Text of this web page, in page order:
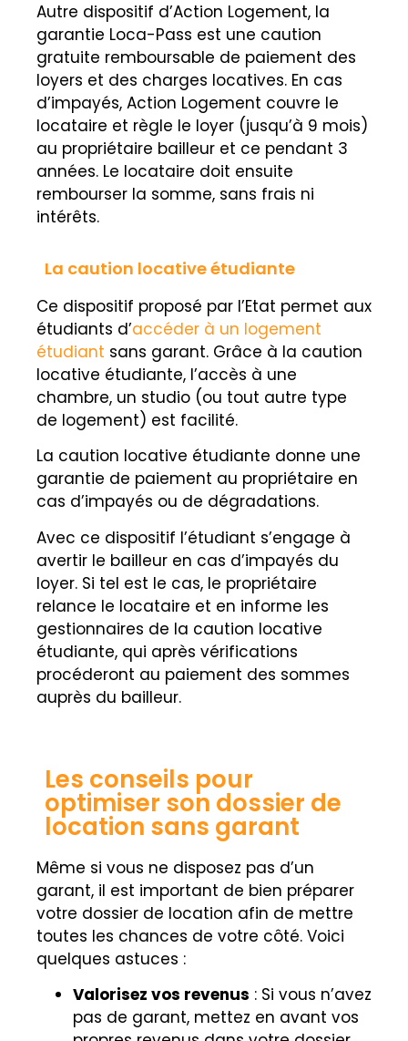
Autre dispositif d’Action Logement, la
garantie Loca-Pass est une caution
gratuite remboursable de paiement des
loyers et des charges locatives. En cas
d’impayés, Action Logement couvre le
locataire et règle le loyer (jusqu’à 9 mois)
au propriétaire bailleur et ce pendant 3
années. Le locataire doit ensuite
rembourser la somme, sans frais ni
intérêts.
La caution locative étudiante
Ce dispositif proposé par l’Etat permet aux
étudiants d’accéder à un logement
étudiant sans garant. Grâce à la caution
locative étudiante, l’accès à une
chambre, un studio (ou tout autre type
de logement) est facilité.
La caution locative étudiante donne une
garantie de paiement au propriétaire en
cas d’impayés ou de dégradations.
Avec ce dispositif l’étudiant s’engage à
avertir le bailleur en cas d’impayés du
loyer. Si tel est le cas, le propriétaire
relance le locataire et en informe les
gestionnaires de la caution locative
étudiante, qui après vérifications
procéderont au paiement des sommes
auprès du bailleur.
Les conseils pour
optimiser son dossier de
location sans garant
Même si vous ne disposez pas d’un
garant, il est important de bien préparer
votre dossier de location afin de mettre
toutes les chances de votre côté. Voici
quelques astuces :
Valorisez vos revenus : Si vous n’avez
pas de garant, mettez en avant vos